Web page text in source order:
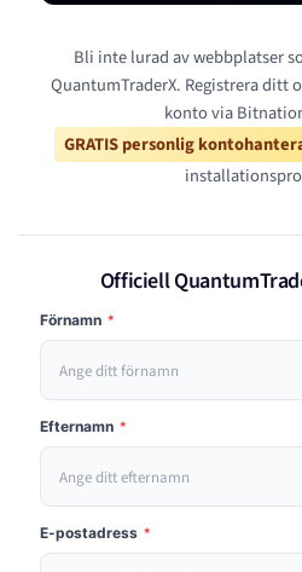
Bli inte lurad av webbplatser
QuantumTraderX. Registrera ditt
konto via
GRATIS personlig
Officiell
Förnamn *
Efternamn *
E-postadress *